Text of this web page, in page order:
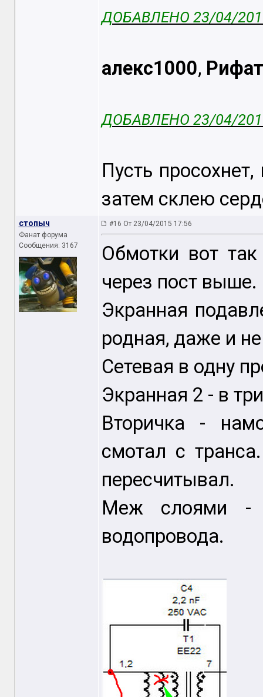
ДОБАВЛЕНО 23/04/
алекс1000, Рифат
ДОБАВЛЕНО 23/04/
Пусть
затем склею
стопыч
Фанат форума
Сообщения: 3167
#16 От 23/04/2015 17:56
Обмотки вот
через пост выше.
Экранная
родная, даже и
Сетевая в одну
Экранная 2 - в
Вторичка -
смотал с
пересчитывал.
Меж слоями -
водопровода.